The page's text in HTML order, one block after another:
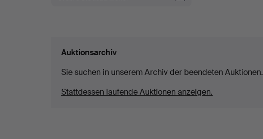
Auktionsarchiv
Sie suchen in unserem Archiv der beendeten Auktionen.
Stattdessen laufende Auktionen anzeigen.